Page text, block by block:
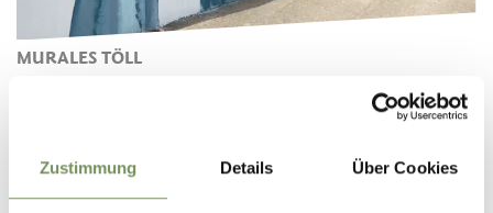
Zustimmung Details Über Cookies
MURALES TÖLL